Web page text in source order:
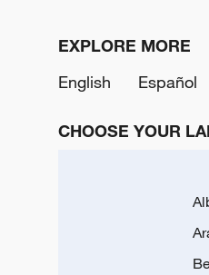
EXPLORE MORE
English
Español
CHOOSE YOUR